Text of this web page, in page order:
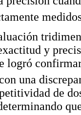
y
logró
una
de